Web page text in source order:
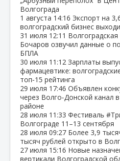
Волгограда
1 августа 14:16 Экспорт на
волгоградский бизнес
31 июля 12:11
Бочаров озвучил данные о
БПЛА
30 июля 11:12 Зарплаты
фармацевтике:
топ‑15 рейтинга
29 июля 17:46 Объявлен
через Волго‑Донской канал
районе
28 июля 11:33 Фестиваль
Волгограде 11–13 сентября
28 июля 09:27 Более 3,9
тысяч рублей открыто в
27 июля 15:16 Новые
вертикали Волгоградской